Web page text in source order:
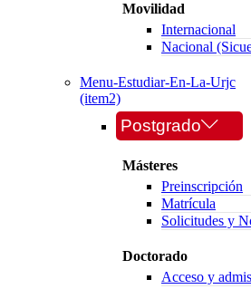
Movilidad
Internacional
Nacional
Menu-Estudiar-En-La-Urjc
(item2)
Postgrado
Másteres
Preinscripción
Matrícula
Solicitudes y
Doctorado
Acceso y